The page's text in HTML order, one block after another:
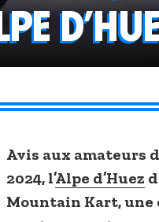
Avis aux amateurs
2024, l’Alpe d’Huez
Mountain Kart, une